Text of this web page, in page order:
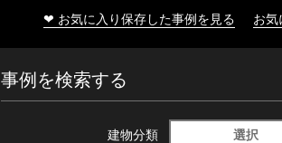
❤ お気に入り保存した事例を見る お
事例を検索する
建物分類 選択